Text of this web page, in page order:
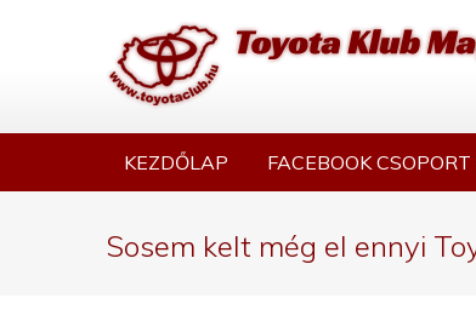
KEZDŐLAP FACEBOOK
Sosem kelt még el ennyi